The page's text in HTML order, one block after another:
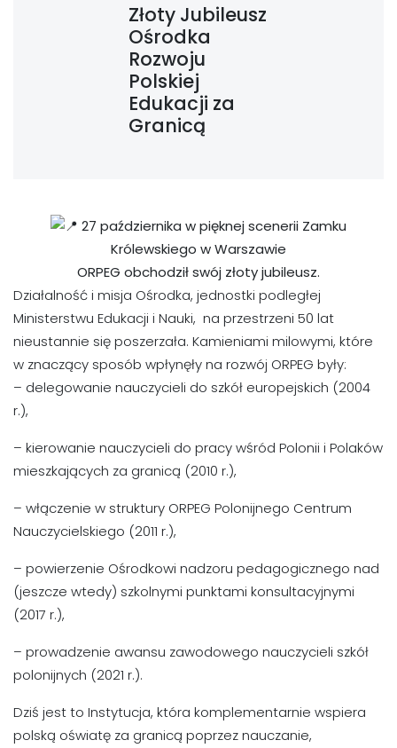
Złoty Jubileusz
Ośrodka
Rozwoju
Polskiej
Edukacji za
Granicą
27 października w pięknej scenerii Zamku
Królewskiego w Warszawie
ORPEG obchodził swój złoty jubileusz.
Działalność i misja Ośrodka, jednostki podległej
Ministerstwu Edukacji i Nauki, na przestrzeni 50 lat
nieustannie się poszerzała. Kamieniami milowymi, które
w znaczący sposób wpłynęły na rozwój ORPEG były:
– delegowanie nauczycieli do szkół europejskich (2004
r.),
– kierowanie nauczycieli do pracy wśród Polonii i Polaków
mieszkających za granicą (2010 r.),
– włączenie w struktury ORPEG Polonijnego Centrum
Nauczycielskiego (2011 r.),
– powierzenie Ośrodkowi nadzoru pedagogicznego nad
(jeszcze wtedy) szkolnymi punktami konsultacyjnymi
(2017 r.),
– prowadzenie awansu zawodowego nauczycieli szkół
polonijnych (2021 r.).
Dziś jest to Instytucja, która komplementarnie wspiera
polską oświatę za granicą poprzez nauczanie,